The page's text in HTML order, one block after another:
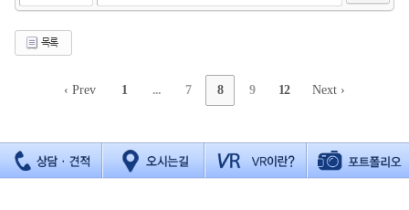
목록
‹ Prev 1 ... 7 8 9 12 Next ›